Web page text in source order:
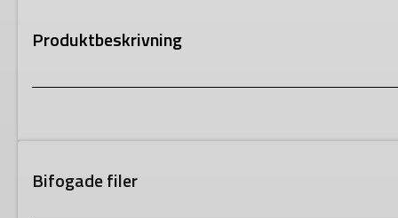
Produktbeskrivning
Bifogade filer